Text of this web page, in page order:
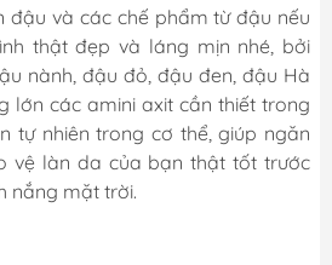
đậu và các chế phẩm từ đậu nếu
thật đẹp và láng mịn nhé, bởi
nành, đậu đỏ, đậu đen, đậu Hà
lớn các amini axit cần thiết trong
tự nhiên trong cơ thể, giúp ngăn
vệ làn da của bạn thật tốt trước
nắng mặt trời.